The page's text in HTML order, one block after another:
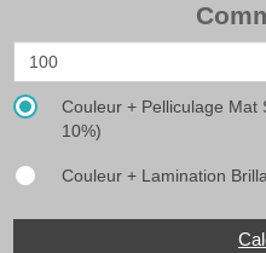
Couleur + Pelliculage Mat
10%)
Couleur + Lamination